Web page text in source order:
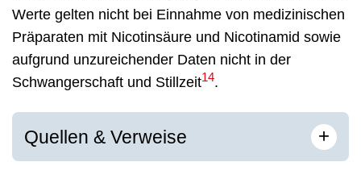
Werte gelten nicht bei Einnahme von medizinischen
Präparaten mit Nicotinsäure und Nicotinamid sowie
aufgrund unzureichender Daten nicht in der
Schwangerschaft und Stillzeit14.
Quellen & Verweise +